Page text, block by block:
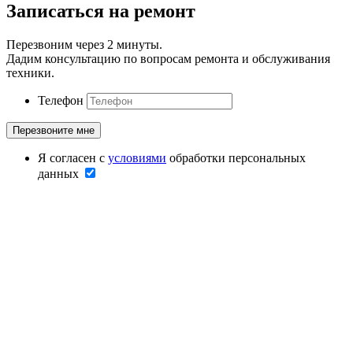
Записаться на ремонт
Перезвоним через 2 минуты.
Дадим консультацию по вопросам ремонта и обслуживания
техники.
Телефон
Я согласен с условиями обработки персональных
данных